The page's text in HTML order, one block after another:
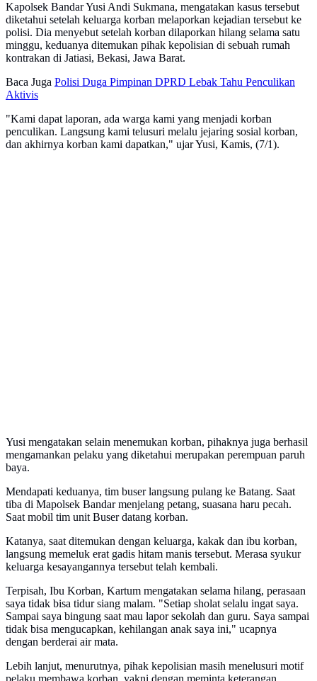
Kapolsek Bandar Yusi Andi Sukmana, mengatakan kasus tersebut
diketahui setelah keluarga korban melaporkan kejadian tersebut ke
polisi. Dia menyebut setelah korban dilaporkan hilang selama satu
minggu, keduanya ditemukan pihak kepolisian di sebuah rumah
kontrakan di Jatiasi, Bekasi, Jawa Barat.
Baca Juga Polisi Duga Pimpinan DPRD Lebak Tahu Penculikan
Aktivis
"Kami dapat laporan, ada warga kami yang menjadi korban
penculikan. Langsung kami telusuri melalu jejaring sosial korban,
dan akhirnya korban kami dapatkan," ujar Yusi, Kamis, (7/1).
Yusi mengatakan selain menemukan korban, pihaknya juga berhasil
mengamankan pelaku yang diketahui merupakan perempuan paruh
baya.
Mendapati keduanya, tim buser langsung pulang ke Batang. Saat
tiba di Mapolsek Bandar menjelang petang, suasana haru pecah.
Saat mobil tim unit Buser datang korban.
Katanya, saat ditemukan dengan keluarga, kakak dan ibu korban,
langsung memeluk erat gadis hitam manis tersebut. Merasa syukur
keluarga kesayangannya tersebut telah kembali.
Terpisah, Ibu Korban, Kartum mengatakan selama hilang, perasaan
saya tidak bisa tidur siang malam. "Setiap sholat selalu ingat saya.
Sampai saya bingung saat mau lapor sekolah dan guru. Saya sampai
tidak bisa mengucapkan, kehilangan anak saya ini," ucapnya
dengan berderai air mata.
Lebih lanjut, menurutnya, pihak kepolisian masih menelusuri motif